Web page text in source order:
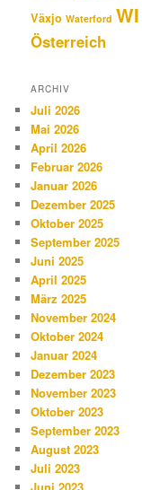
Växjo Waterford WI
Österreich
ARCHIV
Juli 2026
Mai 2026
April 2026
Februar 2026
Januar 2026
Dezember 2025
Oktober 2025
September 2025
Juni 2025
April 2025
März 2025
November 2024
Oktober 2024
Januar 2024
Dezember 2023
November 2023
Oktober 2023
September 2023
August 2023
Juli 2023